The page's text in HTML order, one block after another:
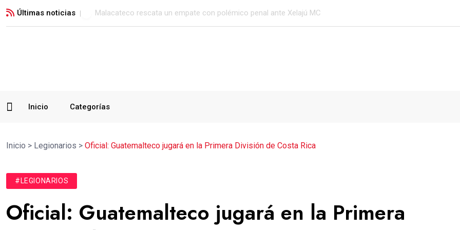
Últimas noticias Malacateco rescata un empate con polémico penal ante Xelajú MC
Inicio Categorías
Inicio > Legionarios > Oficial: Guatemalteco jugará en la Primera División de Costa Rica
#LEGIONARIOS
Oficial: Guatemalteco jugará en la Primera